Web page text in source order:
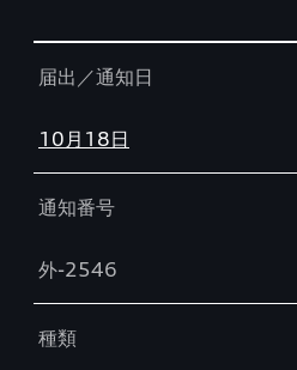
届出／通知日
10月18日
通知番号
外-2546
種類